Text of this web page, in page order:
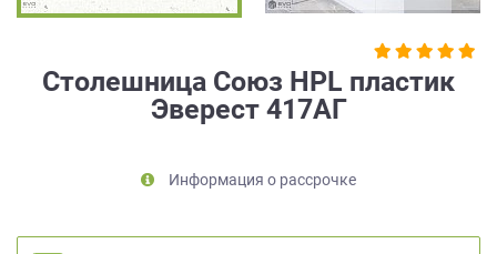
Столешница Союз HPL пластик
Эверест 417AГ
Информация о рассрочке
на
данных,